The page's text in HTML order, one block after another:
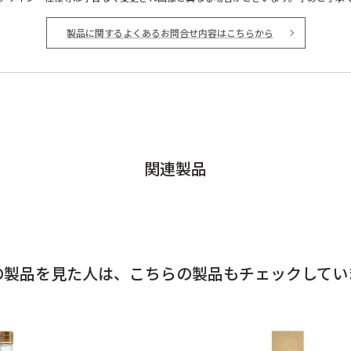
製品に関するよくあるお問合せ内容はこちらから
関連製品
品を見た人は、 こちらの製品もチェックして